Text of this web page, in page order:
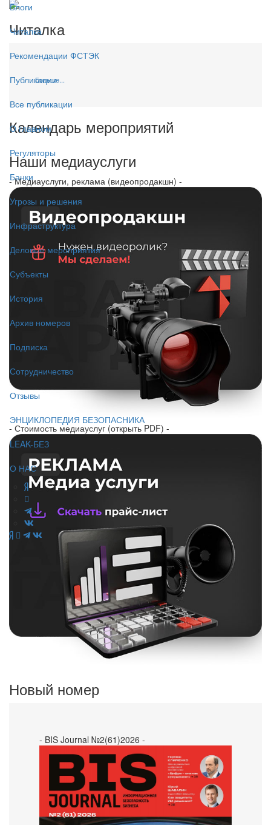
Блоги
Читалка
Рекомендации ФСТЭК
Публикации
Все публикации
О главном
Регуляторы
Банки
Угрозы и решения
Инфраструктура
Деловые мероприятия
Субъекты
История
Архив номеров
Подписка
Сотрудничество
Отзывы
ЭНЦИКЛОПЕДИЯ БЕЗОПАСНИКА
LEAK-БЕЗ
О НАС
Читалка
Больше...
Календарь мероприятий
Наши медиауслуги
- Медиауслуги, реклама (видеопродакшн) -
- Стоимость медиауслуг (открыть PDF) -
Новый номер
- BIS Journal №2(61)2026 -